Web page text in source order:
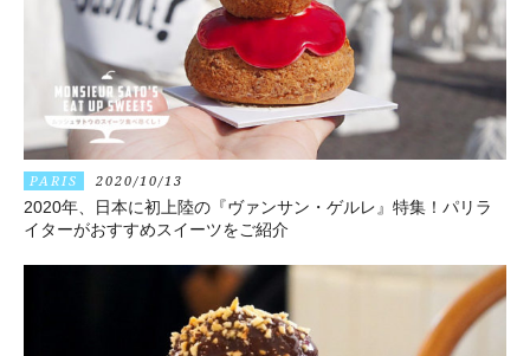
PARIS 2020/10/13
2020年、日本に初上陸の『ヴァンサン・ゲルレ』特集！パリラ
イターがおすすめスイーツをご紹介